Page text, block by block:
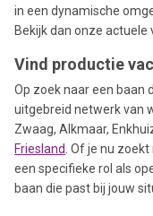
in een dynamische
Bekijk dan onze actuele
Vind productie
Op zoek naar een baan
uitgebreid netwerk van
Zwaag, Alkmaar,
Friesland . Of je nu
een specifieke rol als
baan die past bij jouw